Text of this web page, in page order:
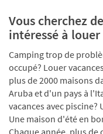
Vous cherchez
intéressé à
Camping trop de
occupé? Louer
plus de 2000 maisons
Aruba et d'un pays à
vacances avec
Une maison d'été en